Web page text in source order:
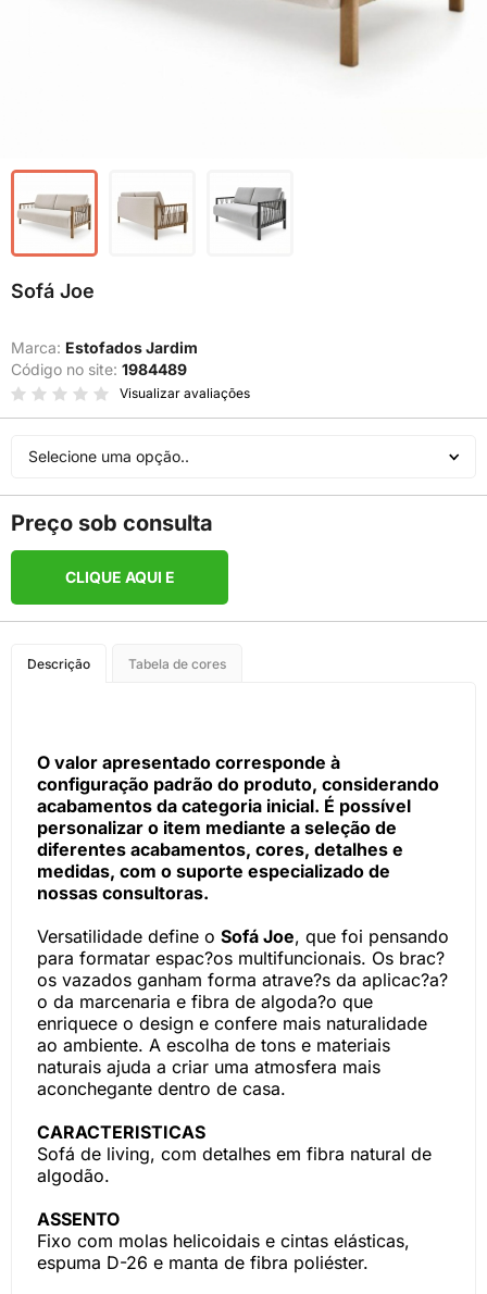
Sofá Joe
Marca: Estofados Jardim
Código no site: 1984489
Visualizar avaliações
Selecione uma opção..
Preço sob consulta
CLIQUE AQUI E
Descrição Tabela de cores
O valor apresentado corresponde à
configuração padrão do produto, considerando
acabamentos da categoria inicial. É possível
personalizar o item mediante a seleção de
diferentes acabamentos, cores, detalhes e
medidas, com o suporte especializado de
nossas consultoras.
Versatilidade define o Sofá Joe, que foi pensando
para formatar espac?os multifuncionais. Os brac?
os vazados ganham forma atrave?s da aplicac?a?
o da marcenaria e fibra de algoda?o que
enriquece o design e confere mais naturalidade
ao ambiente. A escolha de tons e materiais
naturais ajuda a criar uma atmosfera mais
aconchegante dentro de casa.
CARACTERISTICAS
Sofá de living, com detalhes em fibra natural de
algodão.
ASSENTO
Fixo com molas helicoidais e cintas elásticas,
espuma D-26 e manta de fibra poliéster.